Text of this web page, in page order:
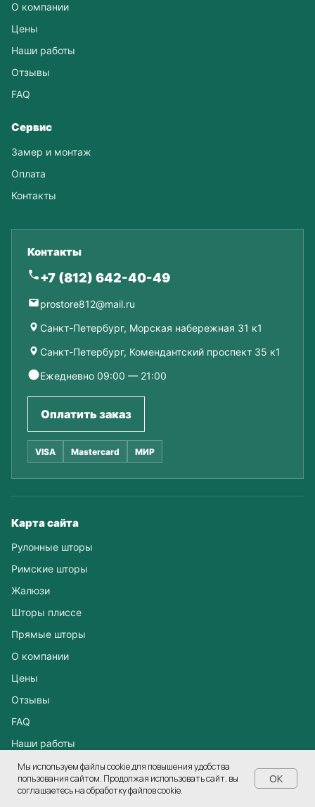
О компании
Цены
Наши работы
Отзывы
FAQ
Сервис
Замер и монтаж
Оплата
Контакты
Контакты
+7 (812) 642-40-49
prostore812@mail.ru
Санкт-Петербург, Морская набережная 31 к1
Санкт-Петербург, Комендантский проспект 35 к1
Ежедневно 09:00 — 21:00
Оплатить заказ
VISA Mastercard МИР
Карта сайта
Рулонные шторы
Римские шторы
Жалюзи
Шторы плиссе
Прямые шторы
О компании
Цены
Отзывы
FAQ
Наши работы
Замер и монтаж
Оплата
Мы используем файлы cookie для повышения удобства
пользования сайтом. Продолжая использовать сайт, вы
соглашаетесь на обработку файлов cookie.
OK